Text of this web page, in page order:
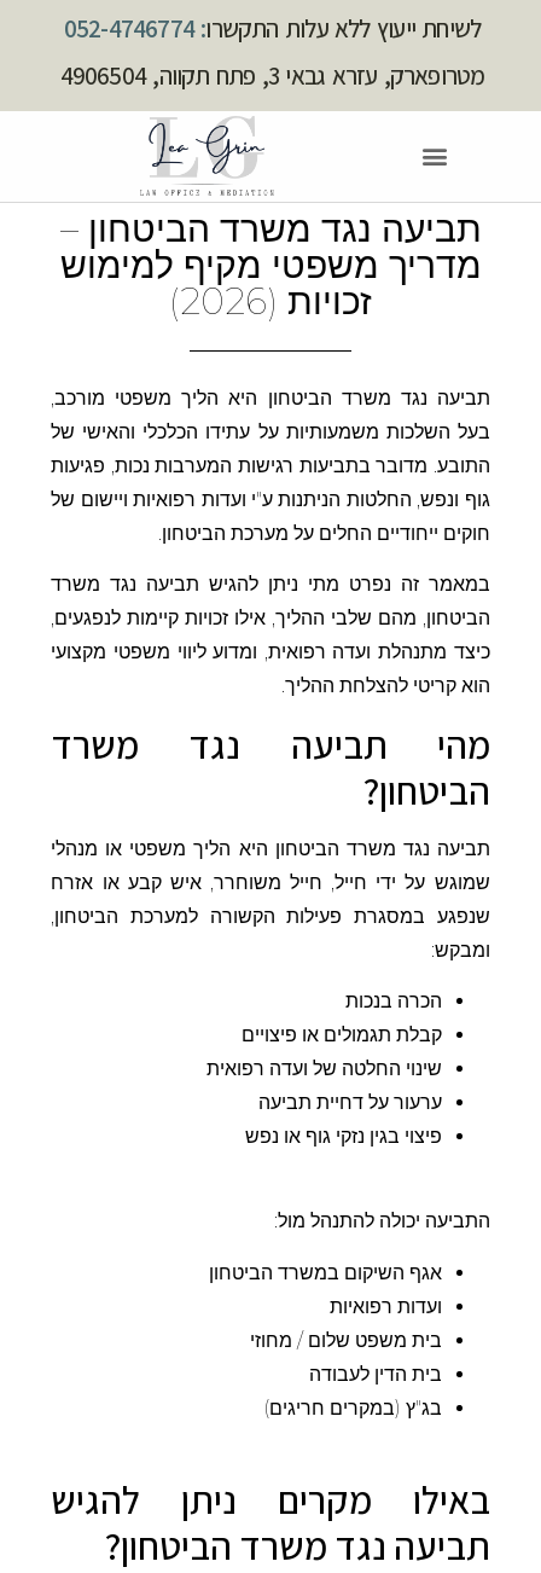
לשיחת ייעוץ ללא עלות התקשרו: 052-4746774
מטרופארק, עזרא גבאי 3, פתח תקווה, 4906504
תביעה נגד משרד הביטחון –
מדריך משפטי מקיף למימוש
זכויות (2026)
תביעה נגד משרד הביטחון היא הליך משפטי מורכב,
בעל השלכות משמעותיות על עתידו הכלכלי והאישי של
התובע. מדובר בתביעות רגישות המערבות נכות, פגיעות
גוף ונפש, החלטות הניתנות ע"י ועדות רפואיות ויישום של
חוקים ייחודיים החלים על מערכת הביטחון.
במאמר זה נפרט מתי ניתן להגיש תביעה נגד משרד
הביטחון, מהם שלבי ההליך, אילו זכויות קיימות לנפגעים,
כיצד מתנהלת ועדה רפואית, ומדוע ליווי משפטי מקצועי
הוא קריטי להצלחת ההליך.
מהי תביעה נגד משרד
הביטחון?
תביעה נגד משרד הביטחון היא הליך משפטי או מנהלי
שמוגש על ידי חייל, חייל משוחרר, איש קבע או אזרח
שנפגע במסגרת פעילות הקשורה למערכת הביטחון,
ומבקש:
הכרה בנכות
קבלת תגמולים או פיצויים
שינוי החלטה של ועדה רפואית
ערעור על דחיית תביעה
פיצוי בגין נזקי גוף או נפש
התביעה יכולה להתנהל מול:
אגף השיקום במשרד הביטחון
ועדות רפואיות
בית משפט שלום / מחוזי
בית הדין לעבודה
בג"ץ (במקרים חריגים)
באילו מקרים ניתן להגיש
תביעה נגד משרד הביטחון?